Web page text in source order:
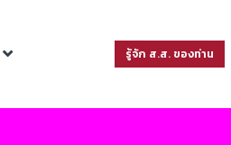
รู้จัก ส.ส. ของท่าน